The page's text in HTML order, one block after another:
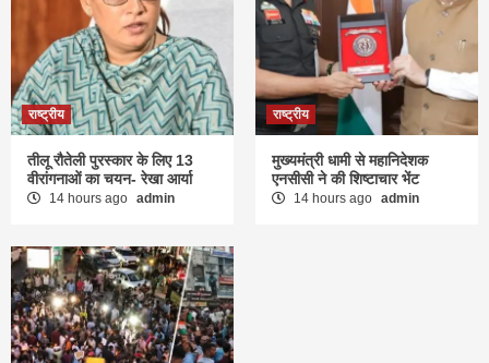
राष्ट्रीय
तीलू रौतेली पुरस्कार के लिए 13
वीरांगनाओं का चयन- रेखा आर्या
14 hours ago admin
राष्ट्रीय
मुख्यमंत्री धामी से महानिदेशक
एनसीसी ने की शिष्टाचार भेंट
14 hours ago admin